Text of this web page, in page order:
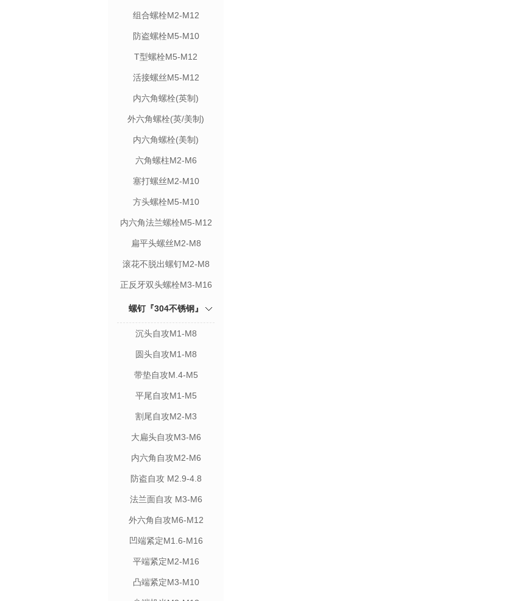
组合螺栓M2-M12
防盗螺栓M5-M10
T型螺栓M5-M12
活接螺丝M5-M12
内六角螺栓(英制)
外六角螺栓(英/美制)
内六角螺栓(美制)
六角螺柱M2-M6
塞打螺丝M2-M10
方头螺栓M5-M10
内六角法兰螺栓M5-M12
扁平头螺丝M2-M8
滚花不脱出螺钉M2-M8
正反牙双头螺栓M3-M16
螺钉『304不锈钢』
沉头自攻M1-M8
圆头自攻M1-M8
带垫自攻M.4-M5
平尾自攻M1-M5
割尾自攻M2-M3
大扁头自攻M3-M6
内六角自攻M2-M6
防盗自攻 M2.9-4.8
法兰面自攻 M3-M6
外六角自攻M6-M12
凹端紧定M1.6-M16
平端紧定M2-M16
凸端紧定M3-M10